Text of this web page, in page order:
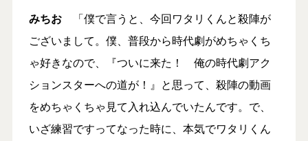
みちお「僕で言うと、今回ワタリくんと殺陣が
ございまして。僕、普段から時代劇がめちゃくち
ゃ好きなので、『ついに来た！ 俺の時代劇アク
ションスターへの道が！』と思って、殺陣の動画
をめちゃくちゃ見て入れ込んでいたんです。で、
いざ練習ですってなった時に、本気でワタリくん